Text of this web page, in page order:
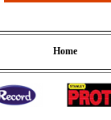
Home